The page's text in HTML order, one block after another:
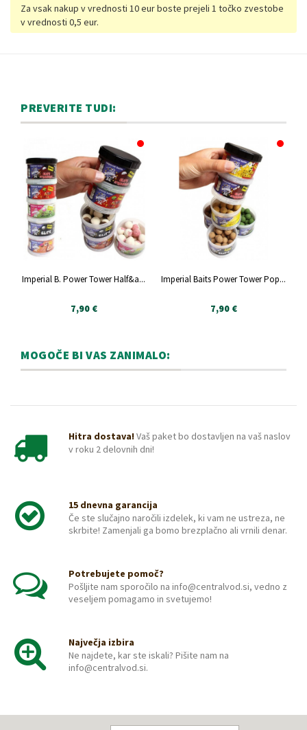
Za vsak nakup v vrednosti 10 eur boste prejeli 1 točko zvestobe
v vrednosti 0,5 eur.
PREVERITE TUDI:
Imperial B. Power Tower Half&a...
7,90 €
Imperial Baits Power Tower Pop...
7,90 €
MOGOČE BI VAS ZANIMALO:
Hitra dostava!Vaš paket bo dostavljen na vaš naslov
v roku 2 delovnih dni!
15 dnevna garancija
Če ste slučajno naročili izdelek, ki vam ne ustreza, ne
skrbite! Zamenjali ga bomo brezplačno ali vrnili denar.
Potrebujete pomoč?
Pošljite nam sporočilo na info@centralvod.si, vedno z
veseljem pomagamo in svetujemo!
Največja izbira
Ne najdete, kar ste iskali? Pišite nam na
info@centralvod.si.